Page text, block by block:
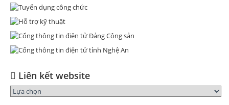
Liên kết website